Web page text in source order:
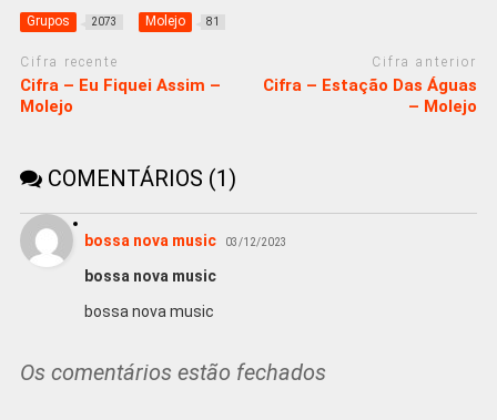
Grupos 2073 Molejo 81
Cifra recente
Cifra – Eu Fiquei Assim –
Molejo
Cifra anterior
Cifra – Estação Das Águas
– Molejo
COMENTÁRIOS (1)
bossa nova music 03/12/2023
bossa nova music
bossa nova music
Os comentários estão fechados